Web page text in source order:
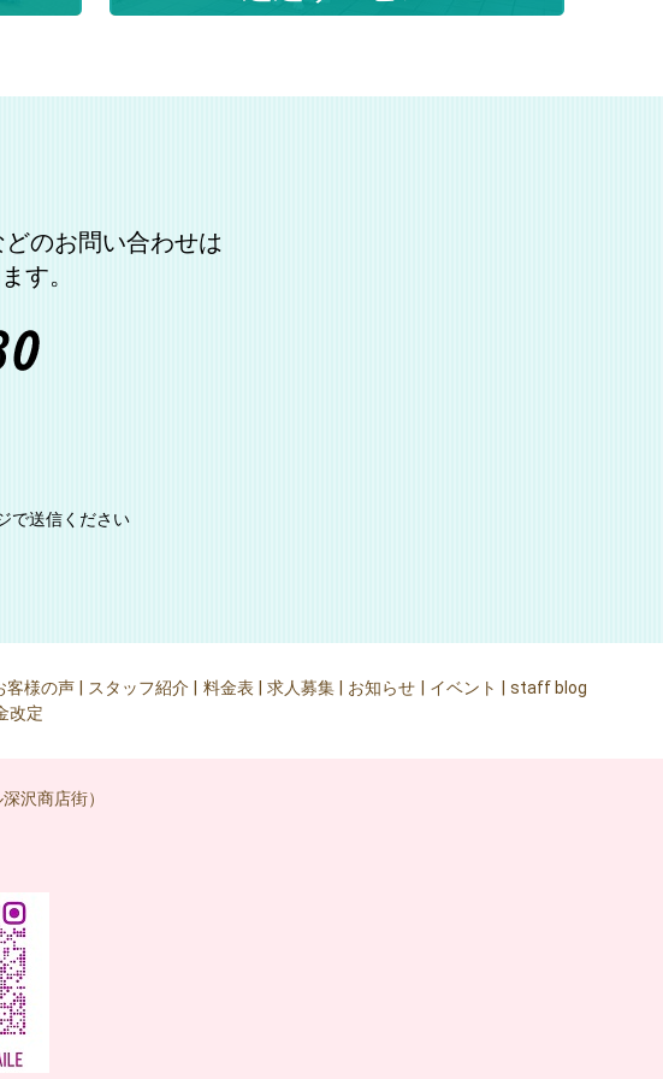
のお問い合わせは
す。
で送信ください
客様の声 スタッフ紹介 料金表 求人募集 お知らせ イベント
staff blog
改定
沢商店街）